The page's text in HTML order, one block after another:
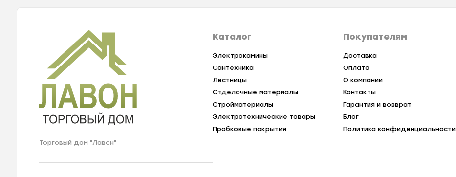
Торговый дом "Лавон"
Каталог
Электрокамины
Сантехника
Лестницы
Отделочные материалы
Стройматериалы
Электротехнические товары
Пробковые покрытия
Покупателям
Доставка
Оплата
О компании
Контакты
Гарантия и возврат
Блог
Политика конфиденциальности